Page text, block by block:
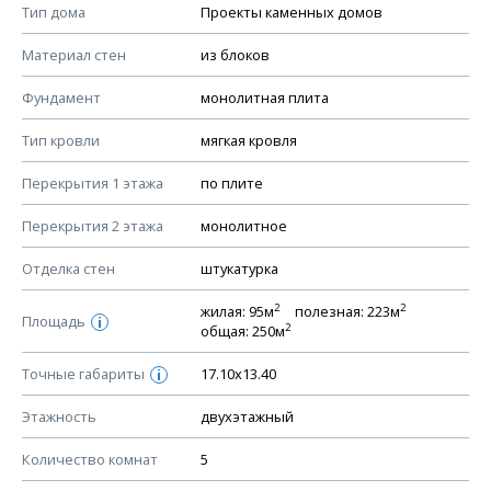
Тип дома Проекты каменных домов
Материал стен из блоков
Фундамент монолитная плита
Тип кровли мягкая кровля
Перекрытия 1 этажа по плите
Перекрытия 2 этажа монолитное
Отделка стен штукатурка
Площадь i
жилая: 95м2 полезная: 223м2
общая: 250м2
Точные габариты i 17.10х13.40
Этажность двухэтажный
Количество комнат 5
Смотрите советы по выбору материала в нашем
КОНСТРУКТИВНЫЕ РЕШЕНИЯ (КР)
Ведомость рабочих чертежей основного комплекта КР
План фундамента
Устройство фундамента, спецификация материалов
Планы перекрытий этажей, спецификация элементов
Устройство перекрытий
Устройство стен
Спецификация материалов стен
Схема расположения лаг чердака (если есть)
Схема расположения элементов стропил
Спецификация элементов стропил
Устройство стропильной системы
Узлы устройства кровли